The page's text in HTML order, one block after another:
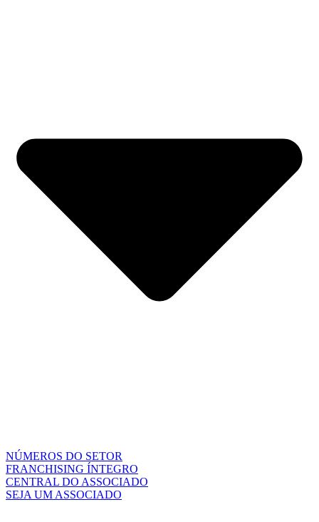
NÚMEROS DO SETOR
FRANCHISING ÍNTEGRO
CENTRAL DO ASSOCIADO
SEJA UM ASSOCIADO